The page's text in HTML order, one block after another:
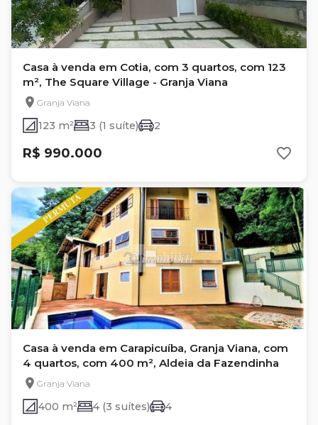
Casa à venda em Cotia, com 3 quartos, com 123
m², The Square Village - Granja Viana
Granja Viana
123 m² 3 (1 suíte) 2
R$ 990.000
Casa à venda em Carapicuíba, Granja Viana, com
4 quartos, com 400 m², Aldeia da Fazendinha
Granja Viana
400 m² 4 (3 suítes) 4